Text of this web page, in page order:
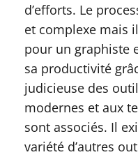
d’efforts. Le
et complexe mais
pour un graphiste
sa productivité
judicieuse des
modernes et aux
sont associés. Il
variété d’autres